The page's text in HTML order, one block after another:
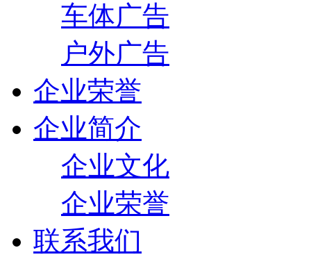
车体广告
户外广告
企业荣誉
企业简介
企业文化
企业荣誉
联系我们